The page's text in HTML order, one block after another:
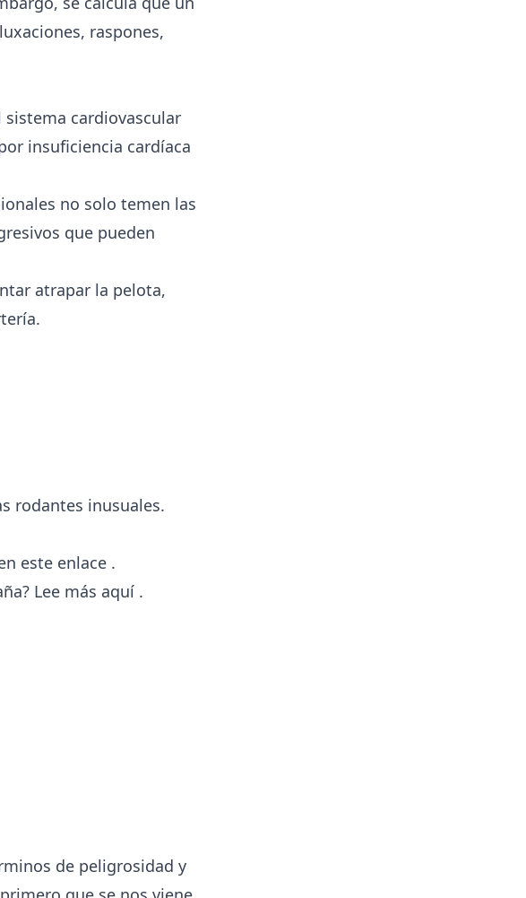
raspones,
cardiovascular
insuficiencia cardíaca
no solo temen las
que pueden
atrapar la pelota,
rodantes inusuales.
este enlace .
Lee más aquí .
de peligrosidad y